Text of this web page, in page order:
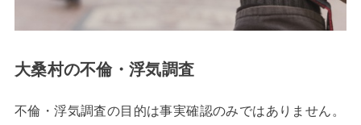
大桑村の不倫・浮気調査
不倫・浮気調査の目的は事実確認のみではありません。